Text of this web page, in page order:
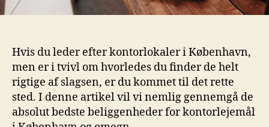
Hvis du leder efter kontorlokaler i København,
men er i tvivl om hvorledes du finder de helt
rigtige af slagsen, er du kommet til det rette
sted. I denne artikel vil vi nemlig gennemgå de
absolut bedste beliggenheder for kontorlejemål